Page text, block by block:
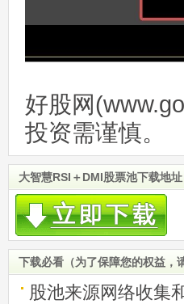
好股网
投资需谨慎。
大智慧RSI＋DMI股票池下载地址
下载必看（为了保障您的权益，
股池来源网络收集